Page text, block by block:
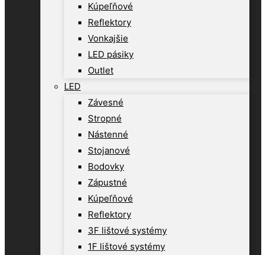
Kúpeľňové
Reflektory
Vonkajšie
LED pásiky
Outlet
LED
Závesné
Stropné
Nástenné
Stojanové
Bodovky
Zápustné
Kúpeľňové
Reflektory
3F lištové systémy
1F lištové systémy